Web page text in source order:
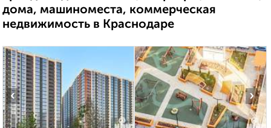
дома, машиноместа, коммерческая
недвижимость в Краснодаре
‹ ›